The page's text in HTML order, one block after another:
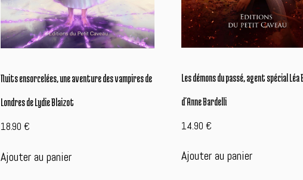
Nuits ensorcelées, une aventure des vampires de
Londres de Lydie Blaizot
18.90€
Ajouter au panier
Les démons du passé, agent spécial Léa
d’Anne Bardelli
14.90 €
Ajouter au panier